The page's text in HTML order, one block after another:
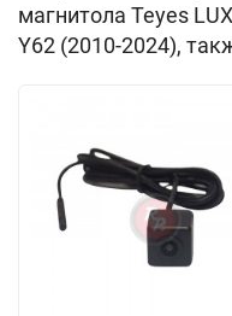
магнитола Teyes
Y62 (2010-2024),